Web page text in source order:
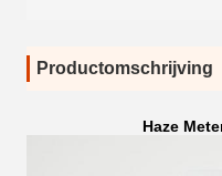
Productomschrijving
Haze